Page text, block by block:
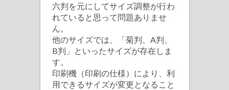
六判を元にしてサイズ調整が行わ
れていると思って問題ありませ
ん。
他のサイズでは、「菊判、A判、
B判」といったサイズが存在しま
す。
印刷機（印刷の仕様）により、利
用できるサイズが変更となること